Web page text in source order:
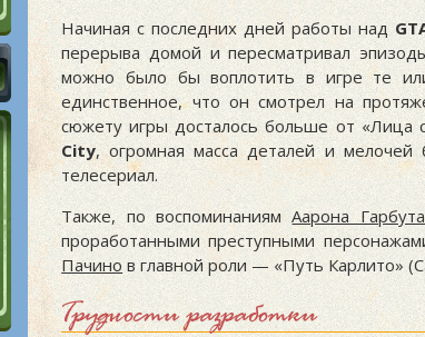
Начиная с последних дней работы над
перерыва домой и пересматривал
можно было бы воплотить в игре те
единственное, что он смотрел на
сюжету игры досталось больше от
City, огромная масса деталей и
телесериал.
Также, по воспоминаниямАарона Гарбута
проработанными преступными
Пачино в главной роли — «Путь Карлито»
Трудности разработки